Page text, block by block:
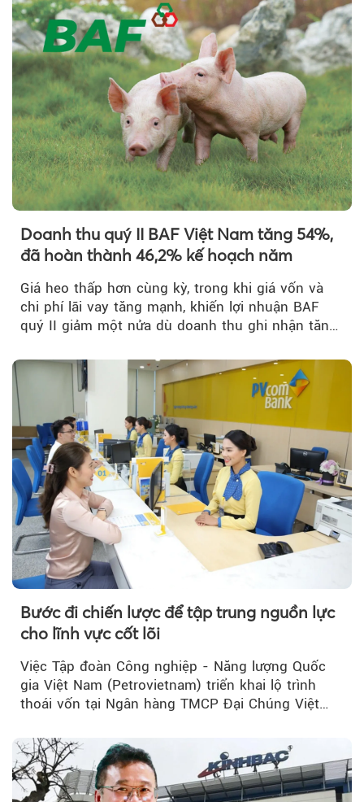
Doanh thu quý II BAF Việt Nam tăng 54%,
đã hoàn thành 46,2% kế hoạch năm
Giá heo thấp hơn cùng kỳ, trong khi giá vốn và
chi phí lãi vay tăng mạnh, khiến lợi nhuận BAF
quý II giảm một nửa dù doanh thu ghi nhận tăng
Bước đi chiến lược để tập trung nguồn lực
cho lĩnh vực cốt lõi
Việc Tập đoàn Công nghiệp - Năng lượng Quốc
gia Việt Nam (Petrovietnam) triển khai lộ trình
thoái vốn tại Ngân hàng TMCP Đại Chúng Việt